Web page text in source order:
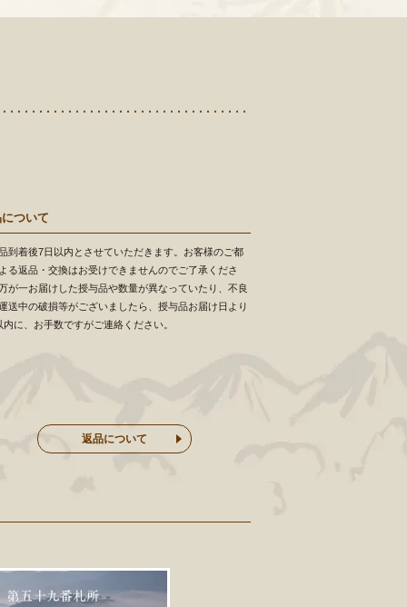
ついて
到着後7日以内とさせていただきます。お客様のご都
る返品・交換はお受けできませんのでご了承くださ
が一お届けした授与品や数量が異なっていたり、不良
送中の破損等がございましたら、授与品お届け日より
内に、お手数ですがご連絡ください。
返品について